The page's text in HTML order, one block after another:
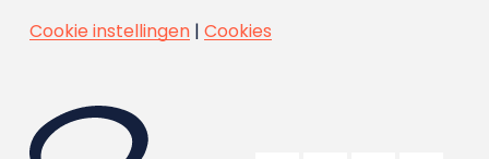
Cookie instellingen| Cookies